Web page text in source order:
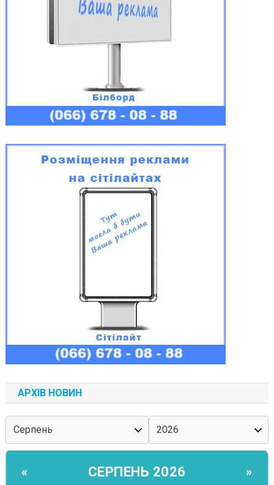
АРХІВ НОВИН
« СЕРПЕНЬ 2026 »